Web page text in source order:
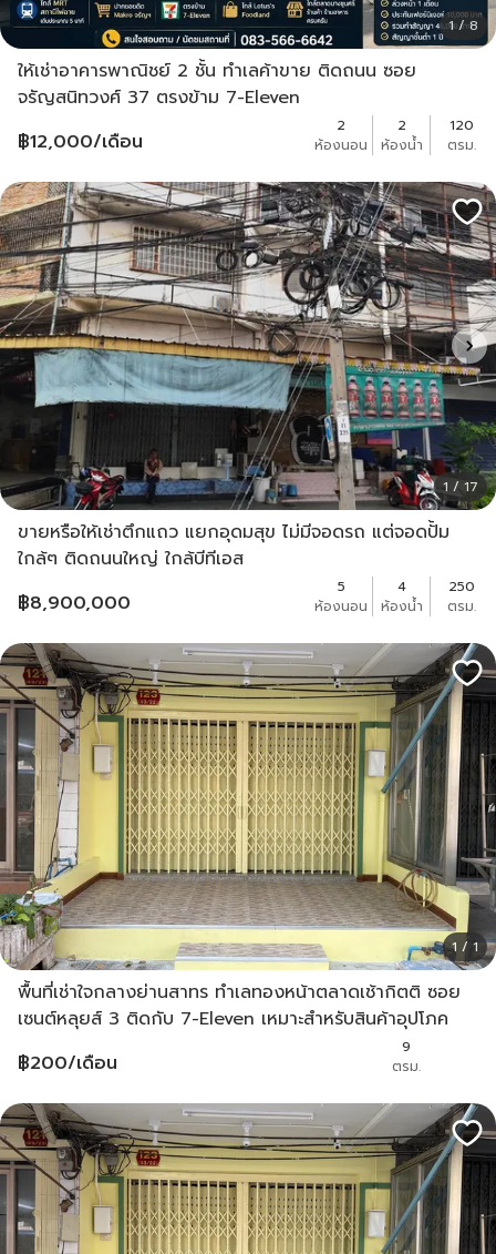
1 / 8
ให้เช่าอาคารพาณิชย์ 2 ชั้น ทำเลค้าขาย ติดถนน ซอย
จรัญสนิทวงศ์ 37 ตรงข้าม 7-Eleven
฿12,000/เดือน
2
ห้องนอน
2
ห้องน้ำ
120
ตรม.
1 / 17
ขายหรือให้เช่าตึกแถว แยกอุดมสุข ไม่มีจอดรถ แต่จอดปั้ม
ใกล้ๆ ติดถนนใหญ่ ใกล้บีทีเอส
฿8,900,000
5
ห้องนอน
4
ห้องน้ำ
250
ตรม.
1 / 1
พื้นที่เช่าใจกลางย่านสาทร ทำเลทองหน้าตลาดเช้ากิตติ ซอย
เซนต์หลุยส์ 3 ติดกับ 7-Eleven เหมาะสำหรับสินค้าอุปโภค
฿200/เดือน
9
ตรม.